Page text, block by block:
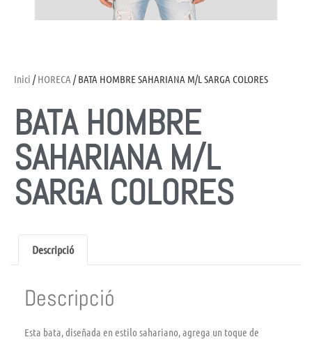
Inici /HORECA / BATA HOMBRE SAHARIANA M/L SARGA COLORES
BATA HOMBRE
SAHARIANA M/L
SARGA COLORES
Descripció
Descripció
Esta bata, diseñada en estilo sahariano, agrega un toque de